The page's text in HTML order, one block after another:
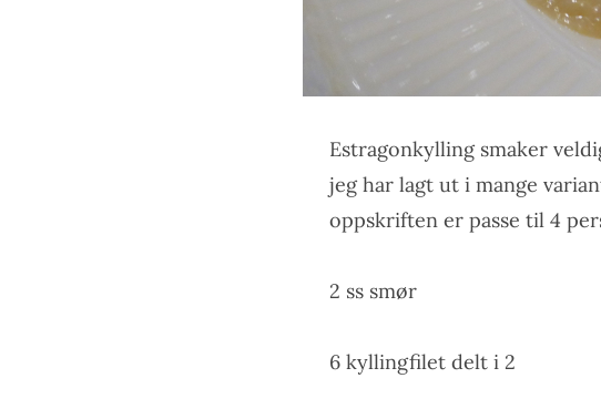
Estragonkylling smaker
jeg har lagt ut i mange
oppskriften er passe til 4
2 ss smør
6 kyllingfilet delt i 2